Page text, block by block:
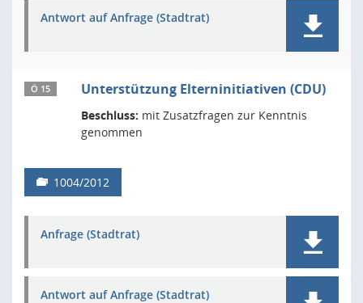
Antwort auf Anfrage (Stadtrat)
Ö 15 Unterstützung Elterninitiativen (CDU)
Beschluss: mit Zusatzfragen zur Kenntnis
genommen
1004/2012
Anfrage (Stadtrat)
Antwort auf Anfrage (Stadtrat)